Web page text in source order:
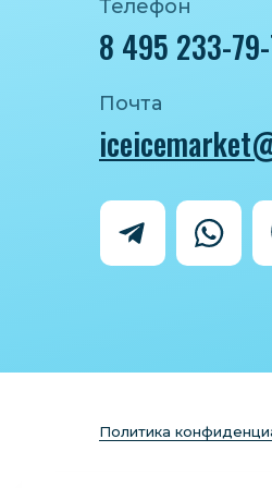
Телефон
8 495 233-
Почта
Политика